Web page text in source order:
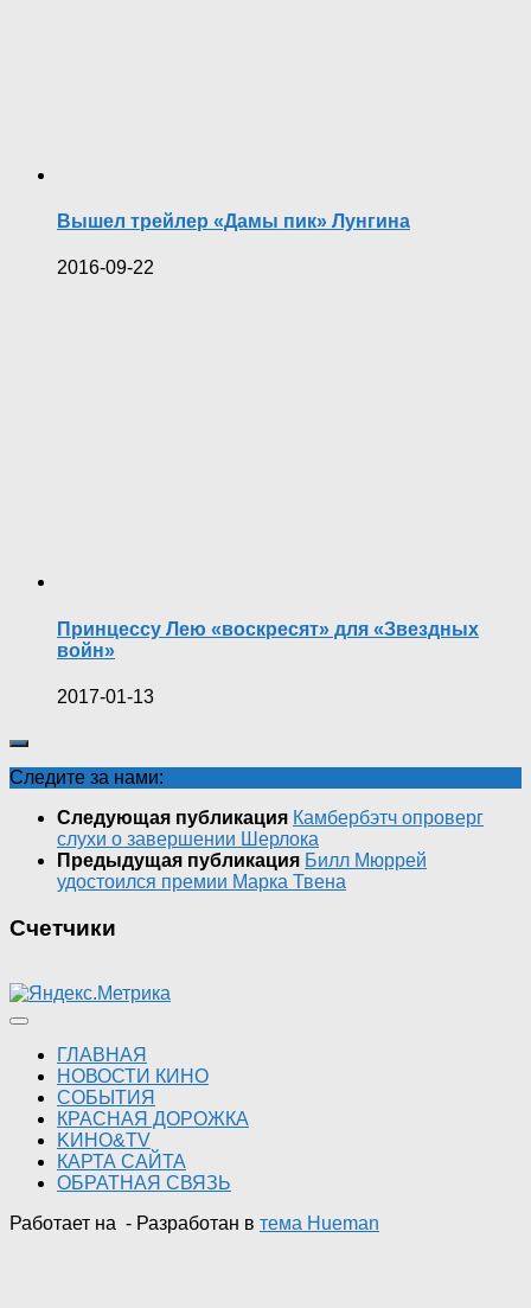
Вышел трейлер «Дамы пик» Лунгина
2016-09-22
Принцессу Лею «воскресят» для «Звездных
войн»
2017-01-13
Следите за нами:
Следующая публикация Камбербэтч опроверг
слухи о завершении Шерлока
Предыдущая публикация Билл Мюррей
удостоился премии Марка Твена
Счетчики
ГЛАВНАЯ
НОВОСТИ КИНО
СОБЫТИЯ
КРАСНАЯ ДОРОЖКА
KИНО&TV
КАРТА САЙТА
ОБРАТНАЯ СВЯЗЬ
Работает на - Разработан в тема Hueman